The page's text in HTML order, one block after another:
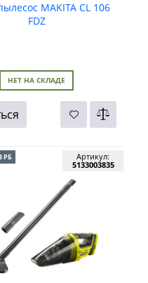
MAKITA CL 106
FDZ
НЕТ НА СКЛАДЕ
РБ
Артикул:
5133003835